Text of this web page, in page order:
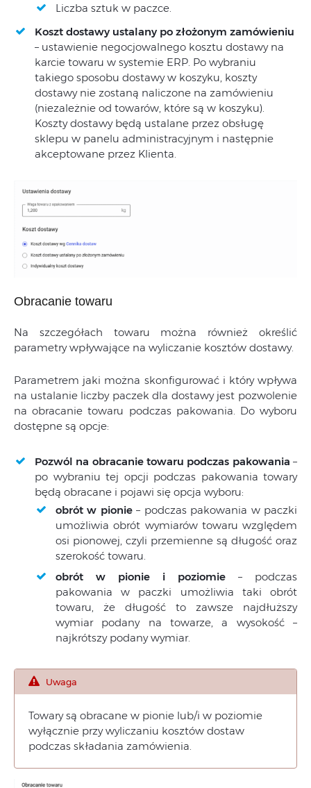
Liczba sztuk w paczce.
Koszt dostawy ustalany po złożonym zamówieniu
– ustawienie negocjowalnego kosztu dostawy na
karcie towaru w systemie ERP. Po wybraniu
takiego sposobu dostawy w koszyku, koszty
dostawy nie zostaną naliczone na zamówieniu
(niezależnie od towarów, które są w koszyku).
Koszty dostawy będą ustalane przez obsługę
sklepu w panelu administracyjnym i następnie
akceptowane przez Klienta.
Obracanie towaru
Na szczegółach towaru można również określić
parametry wpływające na wyliczanie kosztów dostawy.
Parametrem jaki można skonfigurować i który wpływa
na ustalanie liczby paczek dla dostawy jest pozwolenie
na obracanie towaru podczas pakowania. Do wyboru
dostępne są opcje:
Pozwól na obracanie towaru podczas pakowania –
po wybraniu tej opcji podczas pakowania towary
będą obracane i pojawi się opcja wyboru:
obrót w pionie– podczas pakowania w paczki
umożliwia obrót wymiarów towaru względem
osi pionowej, czyli przemienne są długość oraz
szerokość towaru.
obrót w pionie i poziomie – podczas
pakowania w paczki umożliwia taki obrót
towaru, że długość to zawsze najdłuższy
wymiar podany na towarze, a wysokość –
najkrótszy podany wymiar.
Uwaga
Towary są obracane w pionie lub/i w poziomie
wyłącznie przy wyliczaniu kosztów dostaw
podczas składania zamówienia.